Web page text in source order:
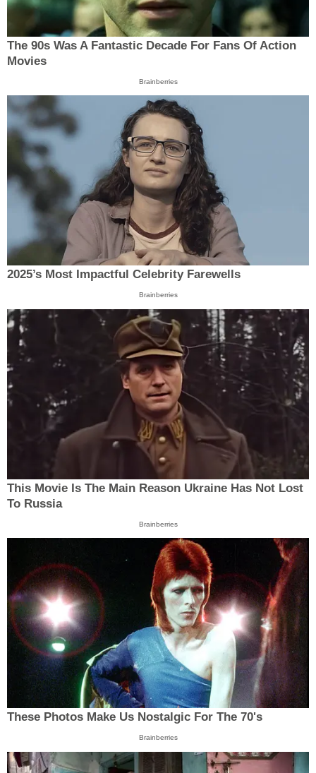
The 90s Was A Fantastic Decade For Fans Of Action
Movies
Brainberries
2025’s Most Impactful Celebrity Farewells
Brainberries
This Movie Is The Main Reason Ukraine Has Not Lost
To Russia
Brainberries
These Photos Make Us Nostalgic For The 70's
Brainberries